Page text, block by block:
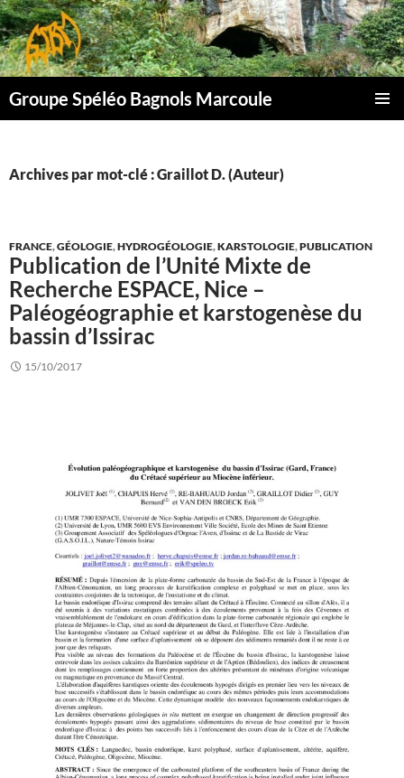
Aller
au
contenu
Groupe Spéléo Bagnols Marcoule
Archives par mot-clé : Graillot D. (Auteur)
FRANCE,GÉOLOGIE,HYDROGÉOLOGIE,KARSTOLOGIE,PUBLICATION
Publication de l’Unité Mixte de
Recherche ESPACE, Nice –
Paléogéographie et karstogenèse du
bassin d’Issirac
15/10/2017